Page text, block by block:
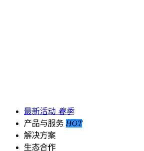
最新活动 春季
产品与服务 HOT
解决方案
生态合作